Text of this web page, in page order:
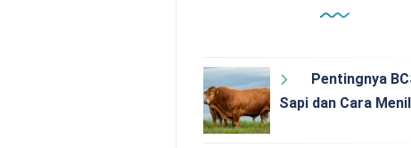
Pentingnya
Sapi dan Cara